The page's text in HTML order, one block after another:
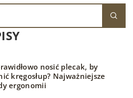
nosić plecak, by
kręgosłup? Najważniejsze
ergonomii